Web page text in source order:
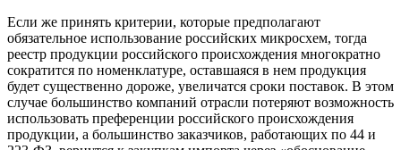
Если же принять критерии, которые предполагают
обязательное использование российских микросхем, тогда
реестр продукции российского происхождения многократно
сократится по номенклатуре, оставшаяся в нем продукция
будет существенно дороже, увеличатся сроки поставок. В этом
случае большинство компаний отрасли потеряют возможность
использовать преференции российского происхождения
продукции, а большинство заказчиков, работающих по 44 и